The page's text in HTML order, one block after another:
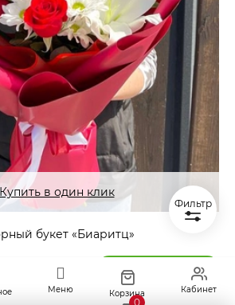
Меню Корзина
0
Кабинет
Купить в один клик
букет «Биаритц»
В КОРЗИНУ
Фильтр